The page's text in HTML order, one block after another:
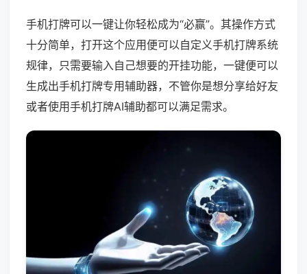
手机打牌可以一键让你轻松成为“必赢”。其操作方式
十分简单，打开这个应用便可以自定义手机打牌系统
规律，只需要输入自己想要的开挂功能，一键便可以
生成出手机打牌专用辅助器，不管你是想分享给好友
或者使用手机打牌AI辅助都可以满足需求。